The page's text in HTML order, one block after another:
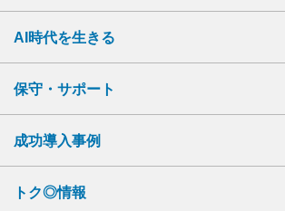
AI時代を生きる
保守・サポート
成功導入事例
トク◎情報